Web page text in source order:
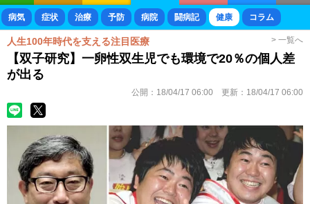
ボートレース 競輪 オートレース
病気 症状 治療 予防 病院 闘病記 健康 コラム
人生100年時代を支える注目医療 > 一覧へ
【双子研究】一卵性双生児でも環境で20％の個人差
が出る
公開： 18/04/17 06:00 更新： 18/04/17 06:00